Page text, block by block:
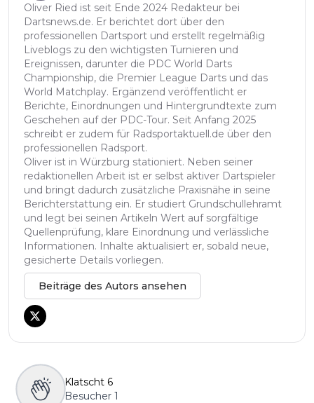
Oliver Ried ist seit Ende 2024 Redakteur bei
Dartsnews.de. Er berichtet dort über den
professionellen Dartsport und erstellt regelmäßig
Liveblogs zu den wichtigsten Turnieren und
Ereignissen, darunter die PDC World Darts
Championship, die Premier League Darts und das
World Matchplay. Ergänzend veröffentlicht er
Berichte, Einordnungen und Hintergrundtexte zum
Geschehen auf der PDC-Tour. Seit Anfang 2025
schreibt er zudem für Radsportaktuell.de über den
professionellen Radsport.
Oliver ist in Würzburg stationiert. Neben seiner
redaktionellen Arbeit ist er selbst aktiver Dartspieler
und bringt dadurch zusätzliche Praxisnähe in seine
Berichterstattung ein. Er studiert Grundschullehramt
und legt bei seinen Artikeln Wert auf sorgfältige
Quellenprüfung, klare Einordnung und verlässliche
Informationen. Inhalte aktualisiert er, sobald neue,
gesicherte Details vorliegen.
Beiträge des Autors ansehen
Klatscht 6
Besucher 1